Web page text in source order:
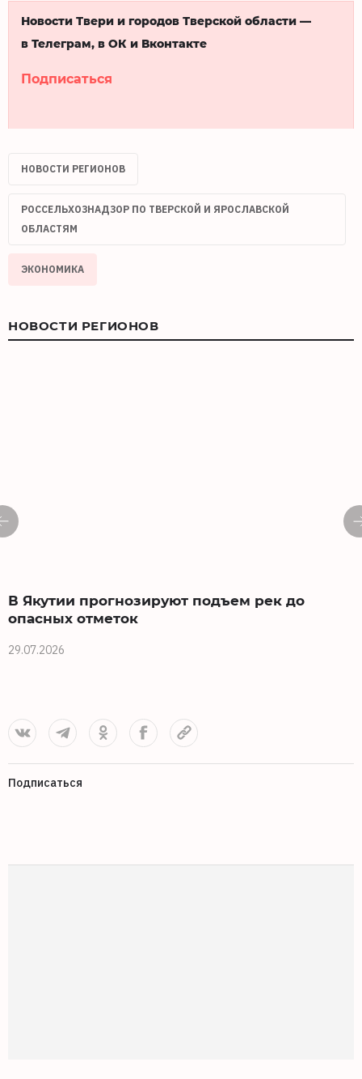
Новости Твери и городов Тверской области —
в Телеграм, в ОК и Вконтакте
Подписаться
НОВОСТИ РЕГИОНОВ
РОССЕЛЬХОЗНАДЗОР ПО ТВЕРСКОЙ И ЯРОСЛАВСКОЙ
ОБЛАСТЯМ
ЭКОНОМИКА
НОВОСТИ РЕГИОНОВ
В Якутии прогнозируют подъем рек до
опасных отметок
29.07.2026
Подписаться